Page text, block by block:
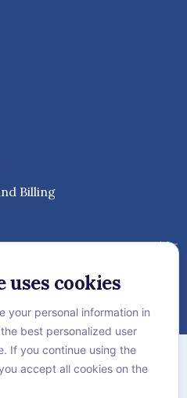
Billing
uses cookies
your personal information in
best personalized user
If you continue using the
accept all cookies on the